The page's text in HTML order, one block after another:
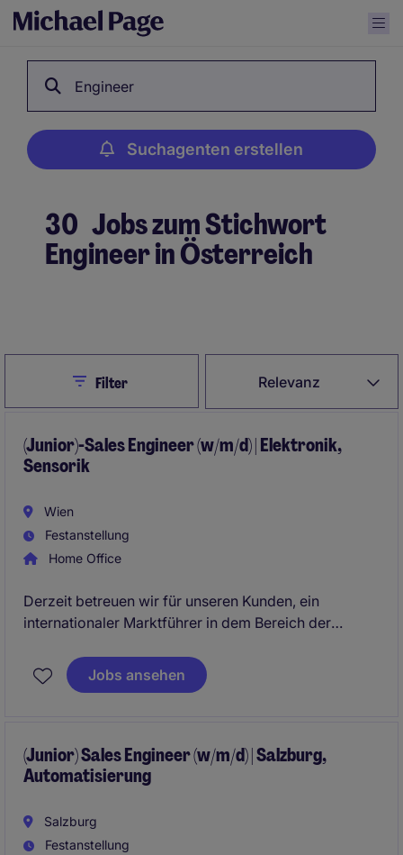
Engineer
Suchagenten erstellen
30 Jobs zum Stichwort
Engineer in Österreich
Relevanz
CloseFilter
(Junior)-Sales Engineer (w/m/d) | Elektronik,
Sensorik
Wien
Festanstellung
Home Office
Derzeit betreuen wir für unseren Kunden, ein
internationaler Marktführer in dem Bereich der
Positionen des
" (Junior) Sales Engineer (w/m/d)"
In dieser Position sind der Direktvertrieb und die
und mit einer Person mit Wohnort in oder um Wien
besetzt werden.
Jobs ansehen
(Junior) Sales Engineer (w/m/d) | Salzburg,
Automatisierung
Salzburg
Festanstellung